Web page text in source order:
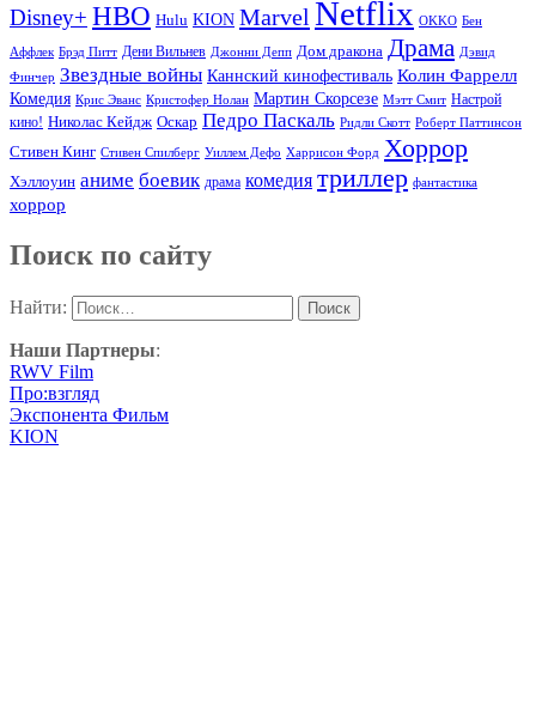
Disney+ HBO Hulu KION Marvel Netflix OKKO Бен
Аффлек Брэд Питт Дени Вильнев Джонни Депп Дом дракона Драма Дэвид
Финчер Звездные войны Каннский кинофестиваль Колин Фаррелл
Комедия Крис Эванс Кристофер Нолан Мартин Скорсезе Мэтт Смит Настрой
кино! Николас Кейдж Оскар Педро Паскаль Ридли Скотт Роберт Паттинсон
Стивен Кинг Стивен Спилберг Уиллем Дефо Харрисон Форд Хоррор
Хэллоуин аниме боевик драма комедия триллер фантастика
хоррор
Поиск по сайту
Найти:
Наши Партнеры:
RWV Film
Про:взгляд
Экспонента Фильм
KION